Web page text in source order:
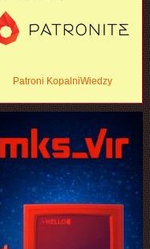
Patroni KopalniWiedzy